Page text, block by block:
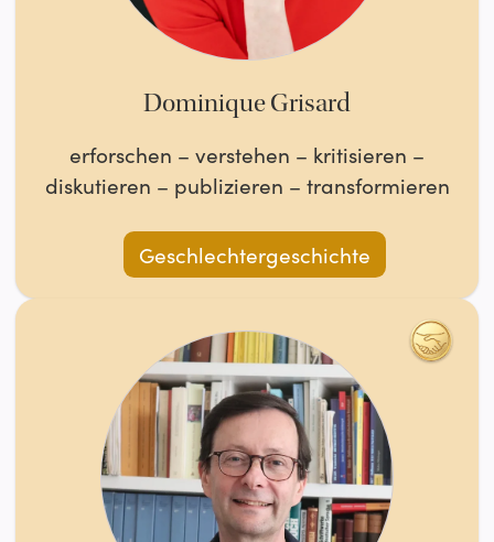
Dominique Grisard
erforschen – verstehen – kritisieren –
diskutieren – publizieren – transformieren
Geschlechtergeschichte